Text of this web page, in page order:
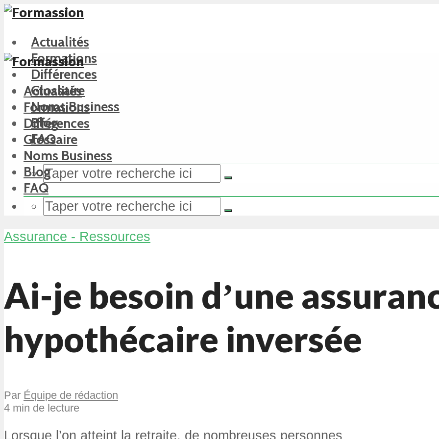
Actualités
Formations
Différences
Glossaire
Noms Business
Blog
FAQ
Actualités
Formations
Différences
Glossaire
Noms Business
Blog
FAQ
Assurance - Ressources
Ai-je besoin dʼune
hypothécaire inversée
Par Équipe de rédaction
4 min de lecture
Lorsque l’on atteint la retraite, de nombreuses personnes